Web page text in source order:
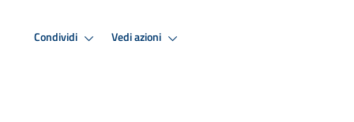
Condividi Vedi azioni